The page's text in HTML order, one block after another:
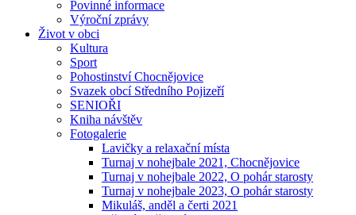
Povinné informace
Výroční zprávy
Život v obci
Kultura
Sport
Pohostinství Chocnějovice
Svazek obcí Středního Pojizeří
SENIOŘI
Kniha návštěv
Fotogalerie
Lavičky a relaxační místa
Turnaj v nohejbale 2021, Chocnějovice
Turnaj v nohejbale 2022, O pohár starosty
Turnaj v nohejbale 2023, O pohár starosty
Mikuláš, anděl a čerti 2021